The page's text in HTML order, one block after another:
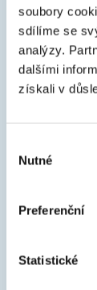
soubory
sdílíme se
analýzy.
dalšími
získali v
souhlasu
Nutné
Preferenční
Statistické
ČASTO
Studijní
Rozcestník
Courses